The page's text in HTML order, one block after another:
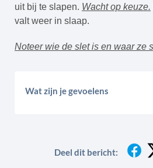
uit bij te slapen. Wacht op keuze.
valt weer in slaap.
Noteer wie de slet is en waar ze
Wat zijn je gevoelens
Deel dit bericht: